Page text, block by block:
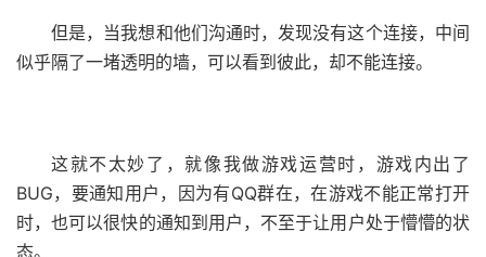
但是，当我想和他们沟通时，发现没有这个连接，中间
似乎隔了一堵透明的墙，可以看到彼此，却不能连接。
这就不太妙了，就像我做游戏运营时，游戏内出了
BUG，要通知用户，因为有QQ群在，在游戏不能正常打开
时，也可以很快的通知到用户，不至于让用户处于懵懵的状
态。